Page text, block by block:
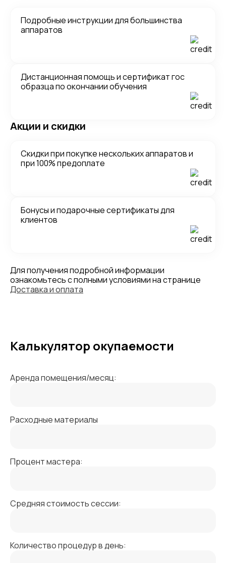
Подробные инструкции для большинства
аппаратов
Дистанционная помощь и сертификат гос
образца по окончании обучения
Акции и скидки
Скидки при покупке нескольких аппаратов и
при 100% предоплате
Бонусы и подарочные сертификаты для
клиентов
Для получения подробной информации
ознакомьтесь с полными условиями на странице
Доставка и оплата
Калькулятор окупаемости
Аренда помещения/месяц:
Расходные материалы
Процент мастера:
Средняя стоимость сессии:
Количество процедур в день: